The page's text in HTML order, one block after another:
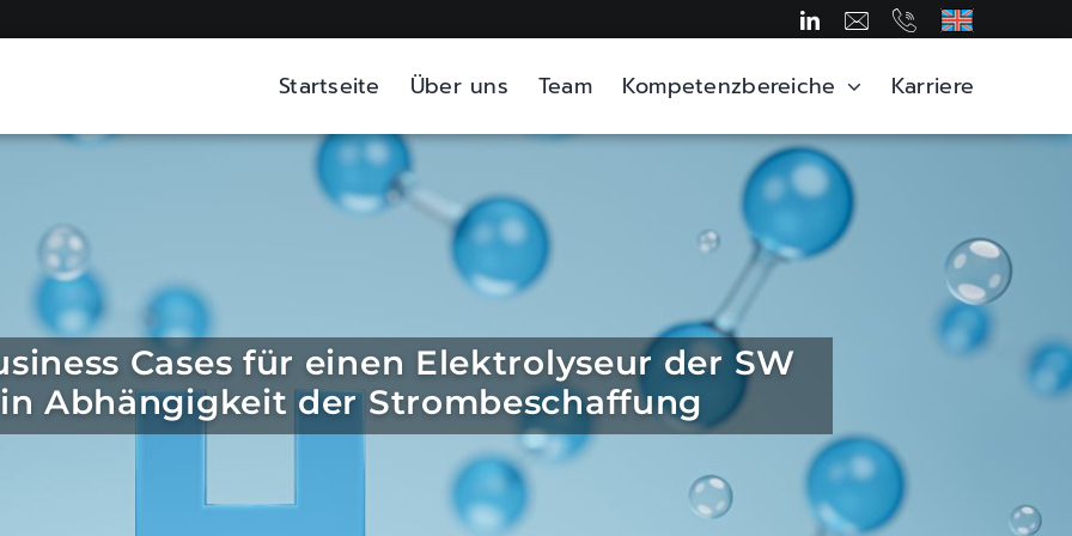
Startseite Über uns Team Kompetenzbereiche Karriere
Cases für einen Elektrolyseur der SW
Abhängigkeit der Strombeschaffung